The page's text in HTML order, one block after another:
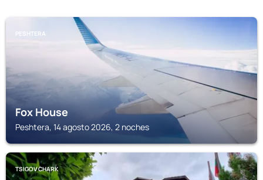
PESHTERA
Fox House
Peshtera, 14 agosto 2026, 2 noches
TSIGOV CHARK